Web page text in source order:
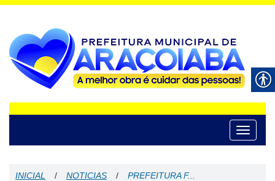
Toggle
INICIAL / NOTICIAS / PREFEITURA F...